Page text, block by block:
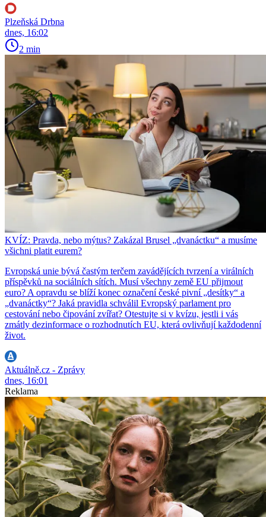
Plzeňská Drbna
dnes, 16:02
2 min
KVÍZ: Pravda, nebo mýtus? Zakázal Brusel „dvanáctku“ a musíme
všichni platit eurem?
Evropská unie bývá častým terčem zavádějících tvrzení a virálních
příspěvků na sociálních sítích. Musí všechny země EU přijmout
euro? A opravdu se blíží konec označení české pivní „desítky“ a
„dvanáctky“? Jaká pravidla schválil Evropský parlament pro
cestování nebo čipování zvířat? Otestujte si v kvízu, jestli i vás
zmátly dezinformace o rozhodnutích EU, která ovlivňují každodenní
život.
Aktuálně.cz - Zprávy
dnes, 16:01
Reklama